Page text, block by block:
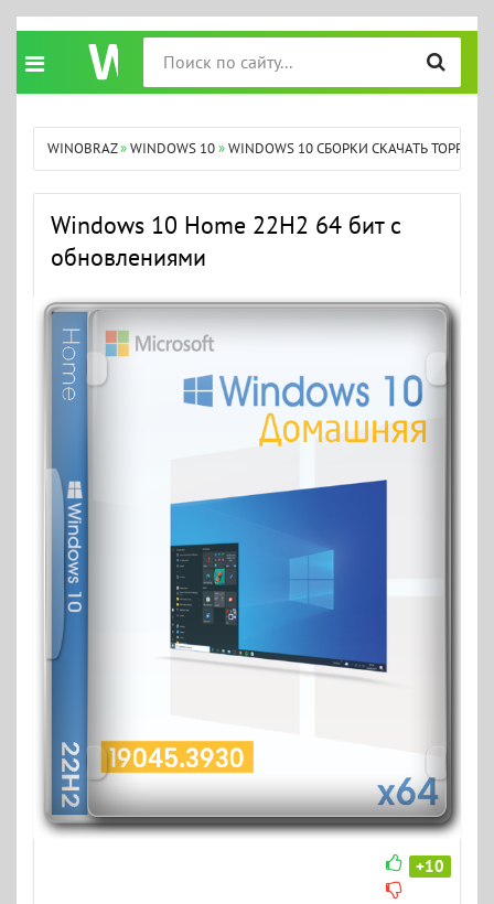
WINOBRAZ»WINDOWS 10»WINDOWS 10 СБОРКИ СКАЧАТЬ ТОРРЕНТ
Windows 10 Home 22H2 64 бит с
обновлениями
+10